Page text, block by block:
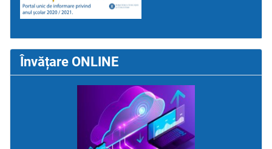
Învățare ONLINE